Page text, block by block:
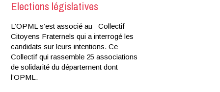
Elections législatives
L’OPML s’est associé au Collectif
Citoyens Fraternels qui a interrogé les
candidats sur leurs intentions. Ce
Collectif qui rassemble 25 associations
de solidarité du département dont
l’OPML.